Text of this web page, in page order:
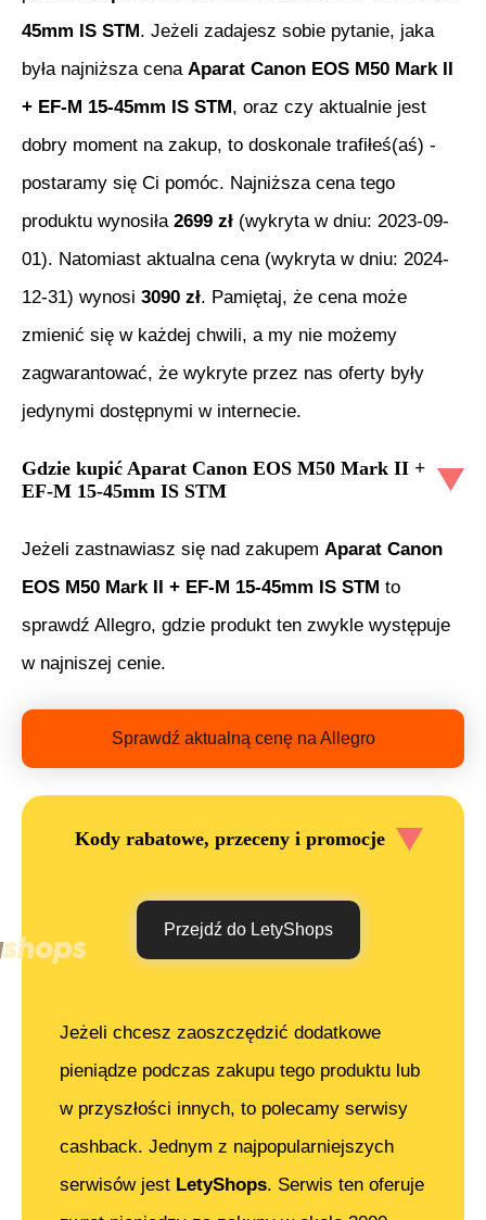
45mm IS STM. Jeżeli zadajesz sobie pytanie, jaka
była najniższa cena Aparat Canon EOS M50 Mark II
+ EF-M 15-45mm IS STM, oraz czy aktualnie jest
dobry moment na zakup, to doskonale trafiłeś(aś) -
postaramy się Ci pomóc. Najniższa cena tego
produktu wynosiła 2699 zł (wykryta w dniu: 2023-09-
01). Natomiast aktualna cena (wykryta w dniu: 2024-
12-31) wynosi 3090 zł. Pamiętaj, że cena może
zmienić się w każdej chwili, a my nie możemy
zagwarantować, że wykryte przez nas oferty były
jedynymi dostępnymi w internecie.
Gdzie kupić Aparat Canon EOS M50 Mark II +
EF-M 15-45mm IS STM
Jeżeli zastnawiasz się nad zakupem Aparat Canon
EOS M50 Mark II + EF-M 15-45mm IS STM to
sprawdź Allegro, gdzie produkt ten zwykle występuje
w najniszej cenie.
Sprawdź aktualną cenę na Allegro
Kody rabatowe, przeceny i promocje
Przejdź do LetyShops
Jeżeli chcesz zaoszczędzić dodatkowe
pieniądze podczas zakupu tego produktu lub
w przyszłości innych, to polecamy serwisy
cashback. Jednym z najpopularniejszych
serwisów jest LetyShops. Serwis ten oferuje